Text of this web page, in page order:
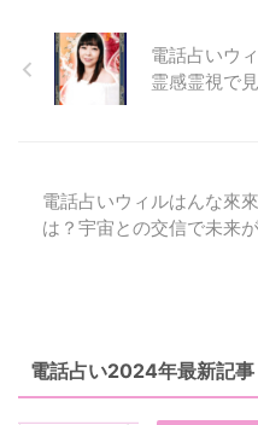
いウィルの退会方法は、「利用規
約」に乗っています。 電話占い
ウィル公式サイト利用規約から引
話、またはメールにて届け出る事
とし、会員はその届け出を持って
処理を完了できる事とします。処
電話占いウ
霊感霊視で
電話占いウィルはんな來
は？宇宙との交信で未来
電話占い2024年最新記事